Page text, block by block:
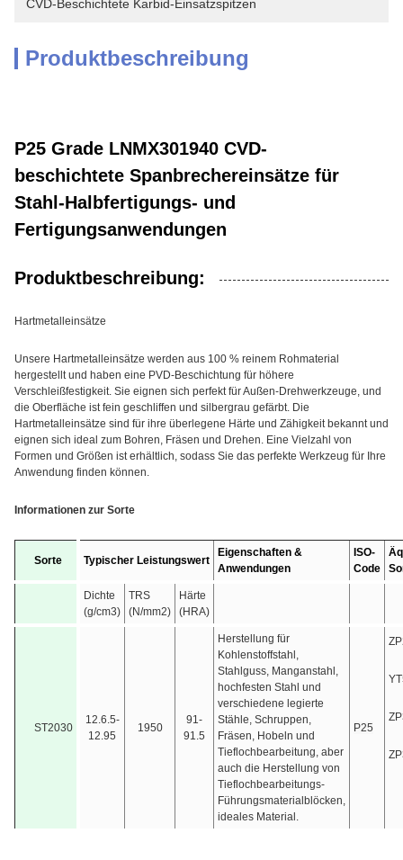
CVD-Beschichtete Karbid-Einsatzspitzen
Produktbeschreibung
P25 Grade LNMX301940 CVD-
beschichtete Spanbrechereinsätze für
Stahl-Halbfertigungs- und
Fertigungsanwendungen
Produktbeschreibung:
Hartmetalleinsätze
Unsere Hartmetalleinsätze werden aus 100 % reinem Rohmaterial
hergestellt und haben eine PVD-Beschichtung für höhere
Verschleißfestigkeit. Sie eignen sich perfekt für Außen-Drehwerkzeuge, und
die Oberfläche ist fein geschliffen und silbergrau gefärbt. Die
Hartmetalleinsätze sind für ihre überlegene Härte und Zähigkeit bekannt und
eignen sich ideal zum Bohren, Fräsen und Drehen. Eine Vielzahl von
Formen und Größen ist erhältlich, sodass Sie das perfekte Werkzeug für Ihre
Anwendung finden können.
Informationen zur Sorte
Sorte Typischer Leistungswert
Eigenschaften &
Anwendungen
ISO-
Code
Dichte
(g/cm3)
TRS
(N/mm2)
Härte
(HRA)
ST2030
12.6.5-
12.95
1950
91-
91.5
Herstellung für
Kohlenstoffstahl,
Stahlguss, Manganstahl,
hochfesten Stahl und
verschiedene legierte
Stähle, Schruppen,
Fräsen, Hobeln und
Tieflochbearbeitung, aber
auch die Herstellung von
Tieflochbearbeitungs-
Führungsmaterialblöcken,
ideales Material.
P25